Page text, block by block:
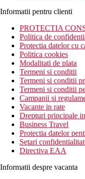
Informatii pentru clienti
PROTECTIA
Politica de
Protectia datelor cu
Politica cookies
Modalitati de plata
Termeni si conditii
Termeni si conditii
Termeni si conditii
Campanii si
Vacante in rate
Drepturi principale
Business Travel
Protectia datelor
Setari
Directiva EAA
Informatii despre vacanta